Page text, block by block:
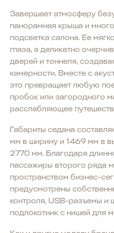
Завершает атмосферу
панорамная крыша и
подсветка салона. Ее
глаза, а деликатно
дверей и тоннеля,
камерности. Вместе с
это превращает любую
пробок или загородного
расслабляющее
Габариты седана
мм в ширину и 1469 мм в
2770 мм. Благодаря
пассажиры второго ряда
пространством бизнес-
предусмотрены
контроля, USB-разъемы и
подлокотник с нишей для